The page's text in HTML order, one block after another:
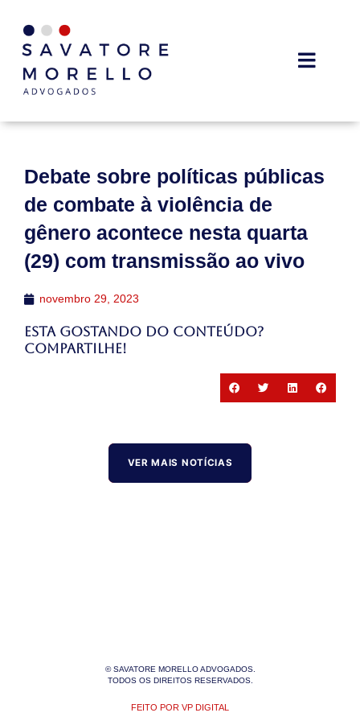
Debate sobre políticas públicas
de combate à violência de
gênero acontece nesta quarta
(29) com transmissão ao vivo
novembro 29, 2023
Esta gostando do conteúdo?
Compartilhe!
VER MAIS NOTÍCIAS
© SAVATORE MORELLO ADVOGADOS.
TODOS OS DIREITOS RESERVADOS.
FEITO POR VP DIGITAL